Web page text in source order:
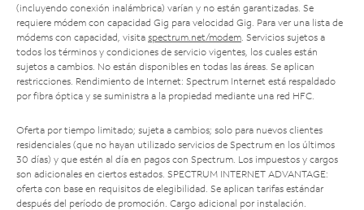
(incluyendo conexión inalámbrica) varían y no están garantizadas. Se
requiere módem con capacidad Gig para velocidad Gig. Para ver una lista de
módems con capacidad, visita spectrum.net/modem . Servicios sujetos a
todos los términos y condiciones de servicio vigentes, los cuales están
sujetos a cambios. No están disponibles en todas las áreas. Se aplican
restricciones. Rendimiento de Internet: Spectrum Internet está respaldado
por fibra óptica y se suministra a la propiedad mediante una red HFC.
Oferta por tiempo limitado; sujeta a cambios; solo para nuevos clientes
residenciales (que no hayan utilizado servicios de Spectrum en los últimos
30 días) y que estén al día en pagos con Spectrum. Los impuestos y cargos
son adicionales en ciertos estados. SPECTRUM INTERNET ADVANTAGE:
oferta con base en requisitos de elegibilidad. Se aplican tarifas estándar
después del período de promoción. Cargo adicional por instalación.